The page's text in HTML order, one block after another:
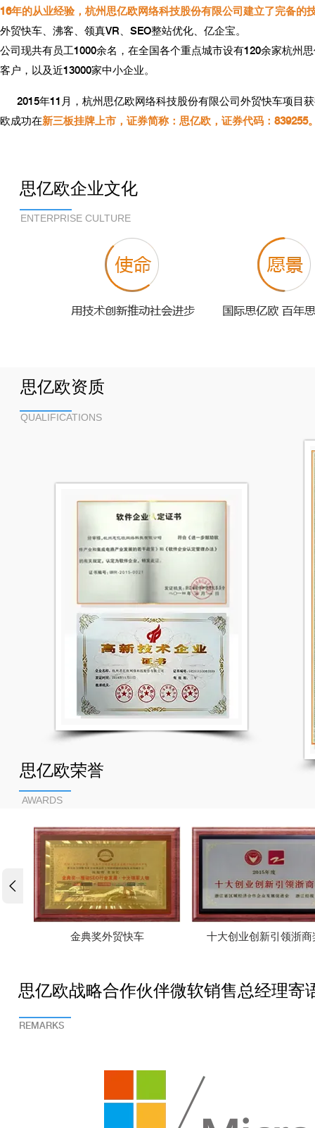
思亿欧资质
QUALIFICATIONS
思亿欧战略合作伙伴微软销售总经理寄
REMARKS
思亿欧企业文化
ENTERPRISE CULTURE
思亿欧荣誉
AWARDS

金典奖外贸快车 十大创业创新引领浙商
16年的从业经验，杭州思亿欧网络科技股份有限公司建立了完备的
外贸快车、沸客、领真VR、SEO整站优化、亿企宝。
公司现共有员工1000余名，在全国各个重点城市设有120余家杭州
客户，以及近13000家中小企业。
2015年11月，杭州思亿欧网络科技股份有限公司外贸快车项目
欧成功在新三板挂牌上市， 证券简称：思亿欧，证券代码：839255